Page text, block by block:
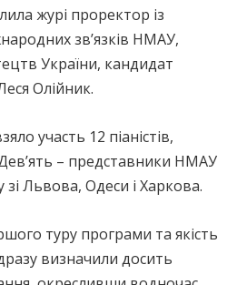
журі проректор із
зв’язків НМАУ,
України, кандидат
Олійник.
участь 12 піаністів,
Дев’ять – представники НМАУ
Львова, Одеси і Харкова.
туру програми та якість
визначили досить